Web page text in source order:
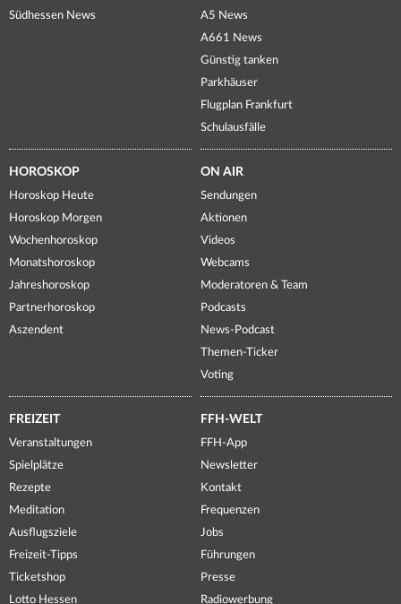
Südhessen News
A5 News
A661 News
Günstig tanken
Parkhäuser
Flugplan Frankfurt
Schulausfälle
HOROSKOP
Horoskop Heute
Horoskop Morgen
Wochenhoroskop
Monatshoroskop
Jahreshoroskop
Partnerhoroskop
Aszendent
ON AIR
Sendungen
Aktionen
Videos
Webcams
Moderatoren & Team
Podcasts
News-Podcast
Themen-Ticker
Voting
FREIZEIT
Veranstaltungen
Spielplätze
Rezepte
Meditation
Ausflugsziele
Freizeit-Tipps
Ticketshop
Lotto Hessen
FFH-WELT
FFH-App
Newsletter
Kontakt
Frequenzen
Jobs
Führungen
Presse
Radiowerbung